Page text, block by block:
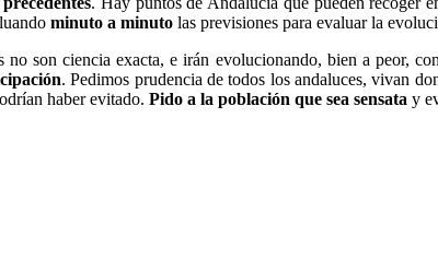
minuto a minuto las previsiones para evaluar la
no son ciencia exacta, e irán evolucionando, bien a peor,
. Pedimos prudencia de todos los andaluces, vivan
haber evitado. Pido a la población que sea sensata y